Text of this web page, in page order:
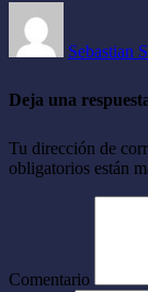
Sebastian
Deja una
Tu dirección de
obligatorios están
Comentario